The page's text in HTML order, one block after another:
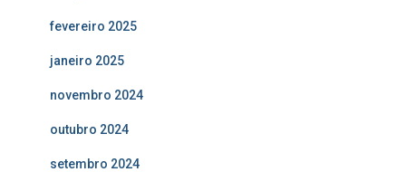
fevereiro 2025
janeiro 2025
novembro 2024
outubro 2024
setembro 2024